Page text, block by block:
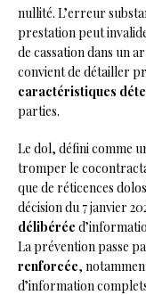
nullité. L’erreur
prestation peut
de cassation dans un
convient de détailler
caractéristiques
parties.
Le dol, défini comme
tromper le
que de réticences
décision du 7 janvier
délibérée
La prévention passe
renforcée,
d’information